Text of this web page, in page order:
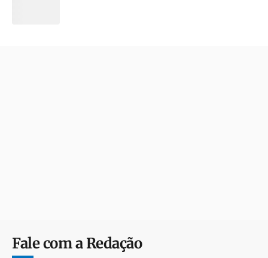
Fale com a Redação